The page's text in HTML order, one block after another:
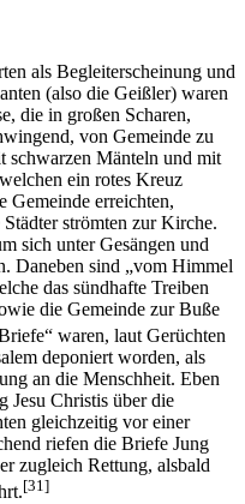
als Begleiterscheinung und
(also die Geißler) waren
die in großen Scharen,
von Gemeinde zu
schwarzen Mänteln und mit
ein rotes Kreuz
Gemeinde erreichten,
strömten zur Kirche.
sich unter Gesängen und
Daneben sind „vom Himmel
das sündhafte Treiben
die Gemeinde zur Buße
waren, laut Gerüchten
deponiert worden, als
an die Menschheit. Eben
Jesu Christis über die
gleichzeitig vor einer
riefen die Briefe Jung
zugleich Rettung, alsbald
[31]